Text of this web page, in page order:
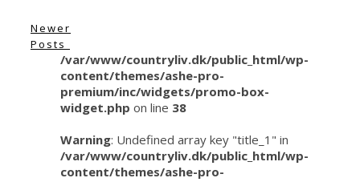
Newer
Posts
/var/www/countryliv.dk/public_html/wp-
content/themes/ashe-pro-
premium/inc/widgets/promo-box-
widget.php on line 38
Warning: Undefined array key "title_1" in
/var/www/countryliv.dk/public_html/wp-
content/themes/ashe-pro-